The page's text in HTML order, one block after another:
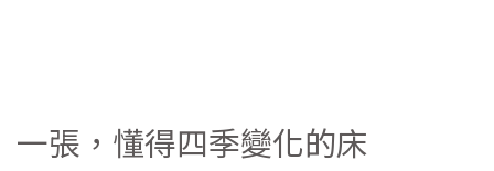
一張，懂得四季變化的床